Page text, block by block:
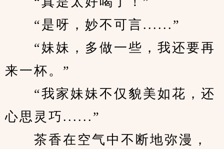
“是呀，妙不可言......”
“妹妹，多做一些，我还要再
来一杯。”
“我家妹妹不仅貌美如花，还
心思灵巧......”
茶香在空气中不断地弥漫，